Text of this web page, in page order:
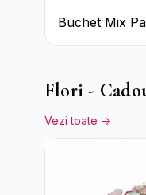
Buchet Mix
și Alb
Flori -
Vezi toate →